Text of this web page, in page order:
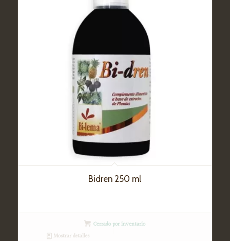
Bidren 250 ml
Cerrado por inventario
Mostrar detalles